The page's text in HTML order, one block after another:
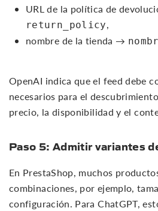
URL de la política de
return_policy,
nombre de la tienda →
OpenAI indica que el feed debe
necesarios para el
precio, la disponibilidad y el
Paso 5: Admitir variantes
En PrestaShop, muchos
combinaciones, por ejemplo,
configuración. Para ChatGPT,